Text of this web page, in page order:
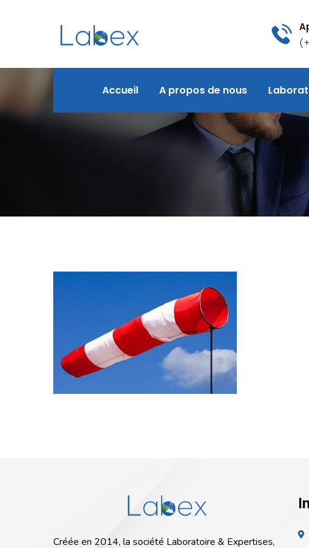
Accueil A propos de nous
Créée en 2014, la société Laboratoire & Expertises,